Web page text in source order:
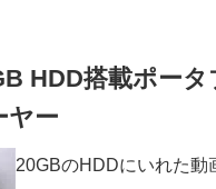
HDD搭載ポー
ヤー
20GBのHDDにいれた動